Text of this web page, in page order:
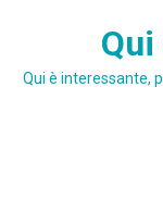
Qui è interessante,